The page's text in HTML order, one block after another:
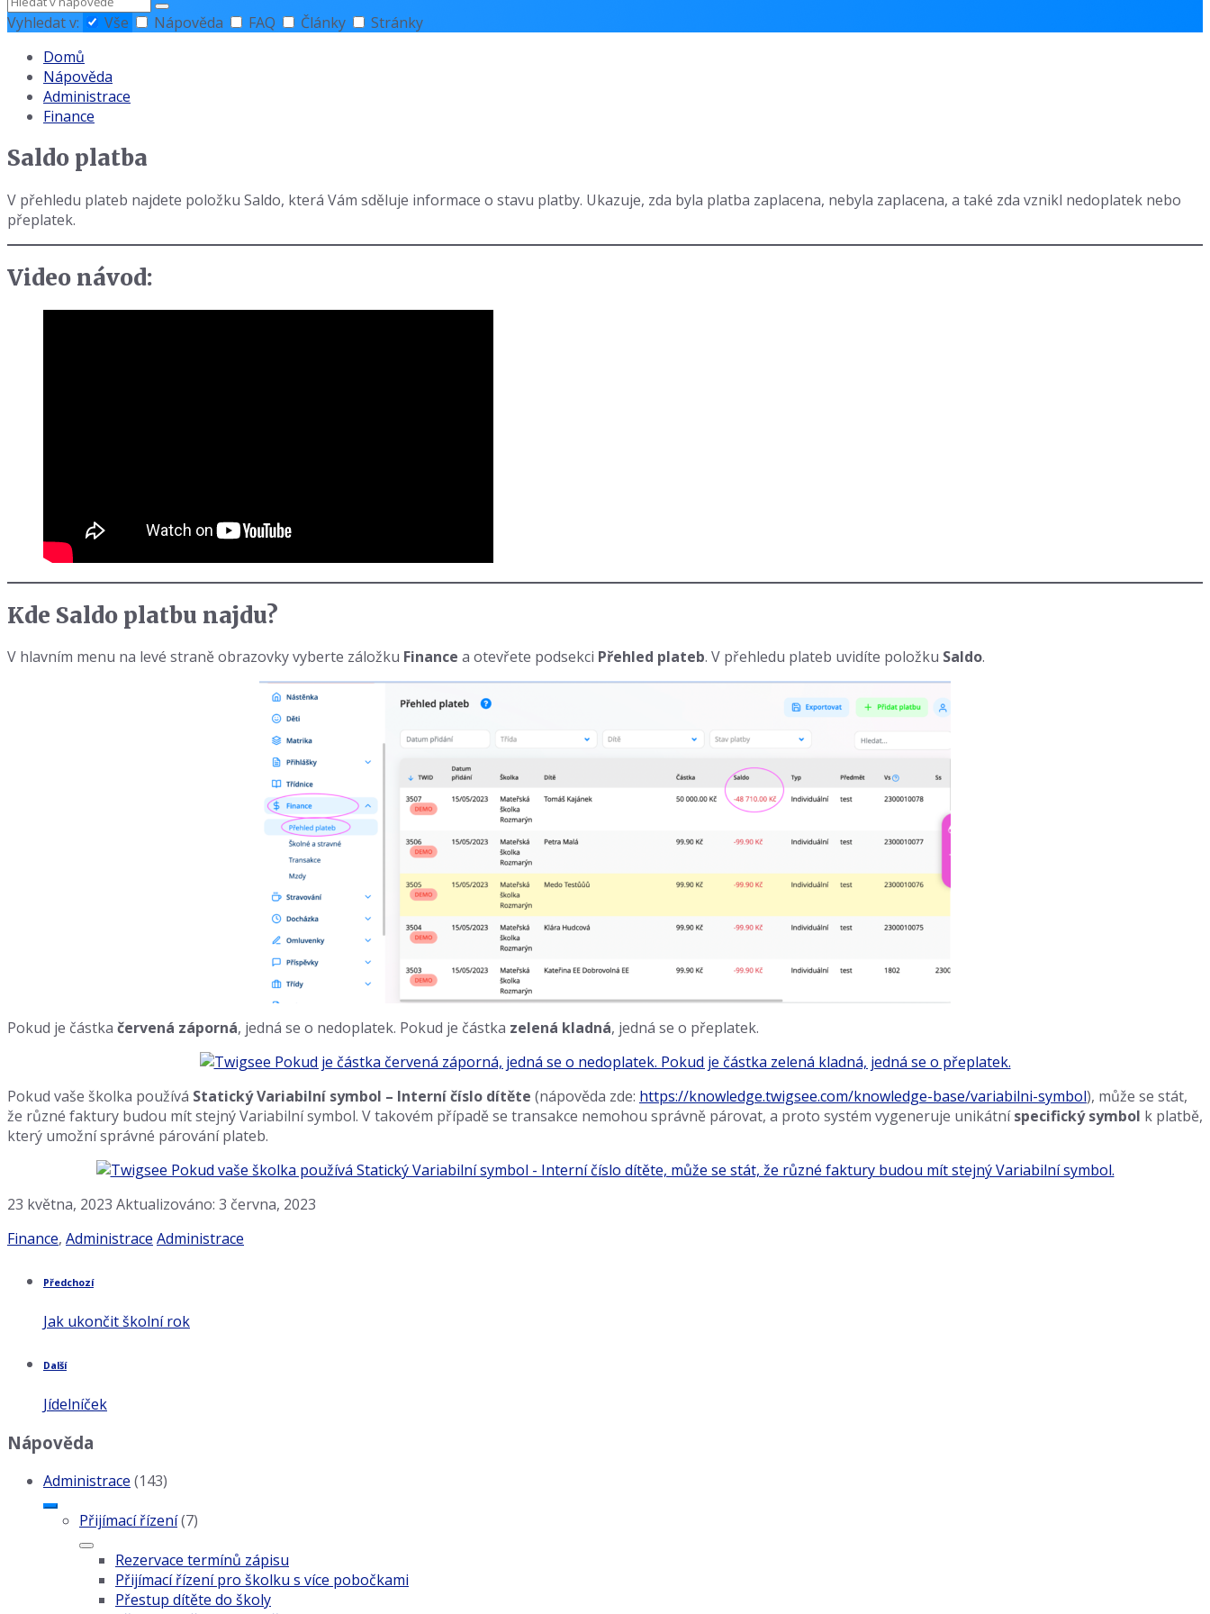
Vyhledat v:
Vše Nápověda FAQ Články
Stránky
Domů
Nápověda
Administrace
Finance
Saldo platba
V přehledu plateb najdete položku Saldo, která Vám sděluje informace o stavu platby. Ukazuje, zda byla platba zaplacena, nebyla zaplacena, a také zda vznikl nedoplatek nebo
přeplatek.
Video návod:
Kde Saldo platbu najdu?
V hlavním menu na levé straně obrazovky vyberte záložku Finance a otevřete podsekci Přehled plateb. V přehledu plateb uvidíte položku Saldo.
Pokud je částka červená záporná, jedná se o nedoplatek. Pokud je částka zelená kladná, jedná se o přeplatek.
Pokud vaše školka používá Statický Variabilní symbol – Interní číslo dítěte (nápověda zde: https://knowledge.twigsee.com/knowledge-base/variabilni-symbol), může se stát,
že různé faktury budou mít stejný Variabilní symbol. V takovém případě se transakce nemohou správně párovat, a proto systém vygeneruje unikátníspecifický symbol k platbě,
který umožní správné párování plateb.
23 května, 2023 Aktualizováno: 3 června, 2023
Kategorie:
Finance, Administrace Štítky:
Administrace
Předchozí
Jak ukončit školní rok
Další
Jídelníček
Nápověda
Administrace (143)
Přijímací řízení(7)
Rezervace termínů zápisu
Přijímací řízení pro školku s více pobočkami
Přestup dítěte do školy